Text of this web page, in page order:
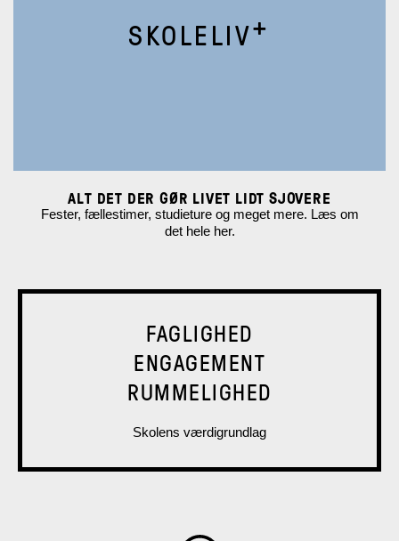
SKOLELIV+
ALT DET DER GØR LIVET LIDT SJOVERE
Fester, fællestimer, studieture og meget mere. Læs om
det hele her.
FAGLIGHED
ENGAGEMENT
RUMMELIGHED
Skolens værdigrundlag